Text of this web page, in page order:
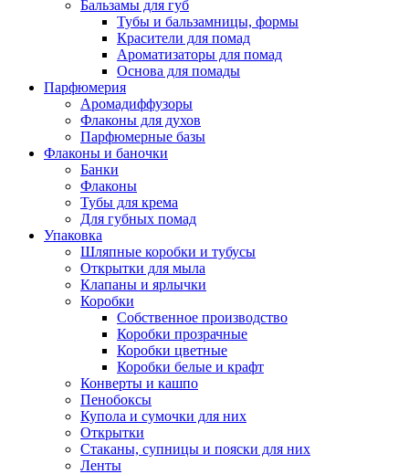
Бальзамы для губ
Тубы и бальзамницы, формы
Красители для помад
Ароматизаторы для помад
Основа для помады
Парфюмерия
Аромадиффузоры
Флаконы для духов
Парфюмерные базы
Флаконы и баночки
Банки
Флаконы
Тубы для крема
Для губных помад
Упаковка
Шляпные коробки и тубусы
Открытки для мыла
Клапаны и ярлычки
Коробки
Собственное производство
Коробки прозрачные
Коробки цветные
Коробки белые и крафт
Конверты и кашпо
Пенобоксы
Купола и сумочки для них
Открытки
Стаканы, супницы и пояски для них
Ленты